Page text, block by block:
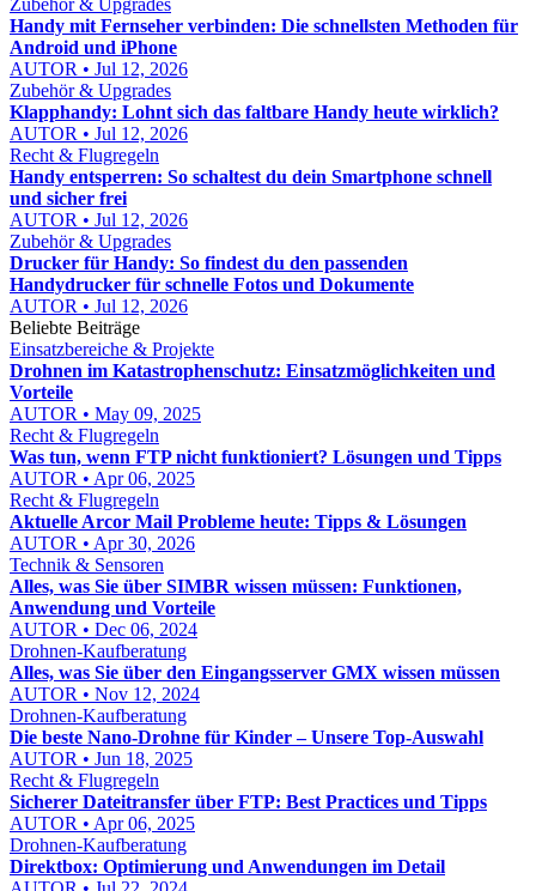
Zubehör & Upgrades
Handy mit Fernseher verbinden: Die schnellsten Methoden für
Android und iPhone
AUTOR • Jul 12, 2026
Zubehör & Upgrades
Klapphandy: Lohnt sich das faltbare Handy heute wirklich?
AUTOR • Jul 12, 2026
Recht & Flugregeln
Handy entsperren: So schaltest du dein Smartphone schnell
und sicher frei
AUTOR • Jul 12, 2026
Zubehör & Upgrades
Drucker für Handy: So findest du den passenden
Handydrucker für schnelle Fotos und Dokumente
AUTOR • Jul 12, 2026
Beliebte Beiträge
Einsatzbereiche & Projekte
Drohnen im Katastrophenschutz: Einsatzmöglichkeiten und
Vorteile
AUTOR • May 09, 2025
Recht & Flugregeln
Was tun, wenn FTP nicht funktioniert? Lösungen und Tipps
AUTOR • Apr 06, 2025
Recht & Flugregeln
Aktuelle Arcor Mail Probleme heute: Tipps & Lösungen
AUTOR • Apr 30, 2026
Technik & Sensoren
Alles, was Sie über SIMBR wissen müssen: Funktionen,
Anwendung und Vorteile
AUTOR • Dec 06, 2024
Drohnen-Kaufberatung
Alles, was Sie über den Eingangsserver GMX wissen müssen
AUTOR • Nov 12, 2024
Drohnen-Kaufberatung
Die beste Nano-Drohne für Kinder – Unsere Top-Auswahl
AUTOR • Jun 18, 2025
Recht & Flugregeln
Sicherer Dateitransfer über FTP: Best Practices und Tipps
AUTOR • Apr 06, 2025
Drohnen-Kaufberatung
Direktbox: Optimierung und Anwendungen im Detail